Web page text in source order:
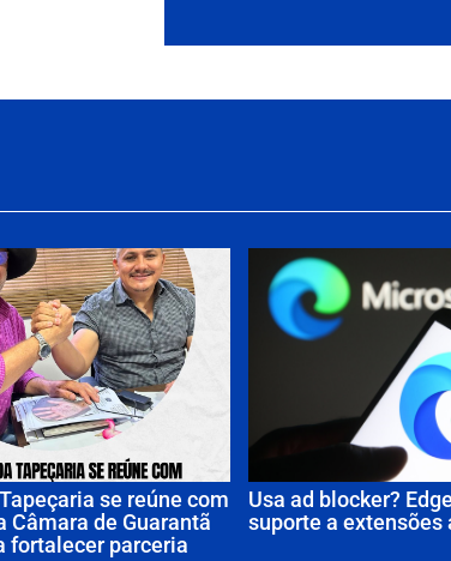
se reúne com
Câmara de Guarantã
fortalecer parceria
Usa ad blocker?
suporte a extensões